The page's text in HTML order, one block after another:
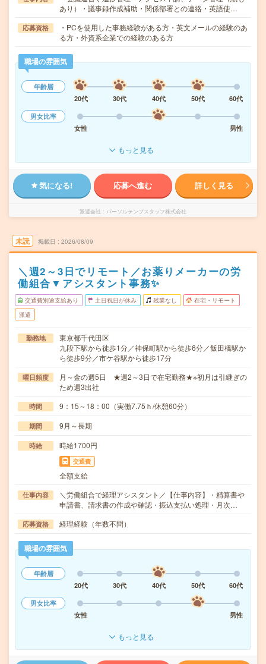
あり）・議事録作成補助・関係部署との連絡・英語使…
応募資格
・PCを使用した事務経験がある方・英文メールの経験のあ
る方・外資系企業での経験のある方
職場の雰囲気
年齢層
20代
30代 40代 50代
60代
男女比率
女性
男性
もっと見る
気になる! 応募へ進む 詳しく見る
派遣会社 パーソルテンプスタッフ株式会社
未読 掲載日 2026/08/09
＼週2～3日でリモート／お薬りメーカーの労
働組合▼アシスタント事務✨
交通費別途支給あり 土日祝日が休み 残業なし 在宅・リモート
派遣
勤務地
東京都千代田区
九段下駅から徒歩1分／神保町駅から徒歩6分／飯田橋駅か
ら徒歩9分／市ケ谷駅から徒歩17分
曜日頻度
月～金の週5日 ★週2～3日で在宅勤務★※初月は引継ぎの
ため週3出社
時間 9：15～18：00（実働7.75ｈ/休憩60分）
期間 9月～長期
時給 時給1700円
交通費
全額支給
仕事内容
＼労働組合で経理アシスタント／【仕事内容】・精算書や
申請書、請求書の作成や確認・振込支払い処理・月次…
応募資格 経理経験（年数不問）
職場の雰囲気
年齢層
20代
30代 40代 50代
60代
男女比率
女性
男性
もっと見る